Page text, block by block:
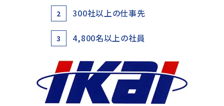
2 300社以上の仕事先
3 4,800名以上の社員